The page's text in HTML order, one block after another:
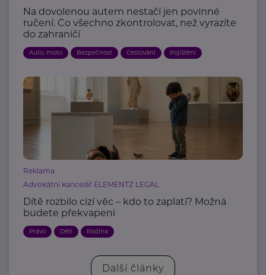
Na dovolenou autem nestačí jen povinné
ručení. Co všechno zkontrolovat, než vyrazíte
do zahraničí
Auto, moto Bezpečnost Cestování Pojištění
Reklama
Advokátní kancelář ELEMENTZ LEGAL
Dítě rozbilo cizí věc – kdo to zaplatí? Možná
budete překvapeni
Právo Děti Rodina
Další články